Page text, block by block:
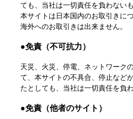
ても、当社は一切責任を負わない
本サイトは日本国内のお取引きに
海外へのお取引きは出来ません。
●免責（不可抗力）
天災、火災、停電、ネットワーク
て、本サイトの不具合、停止など
たとしても、当社は一切責任を負
●免責（他者のサイト）